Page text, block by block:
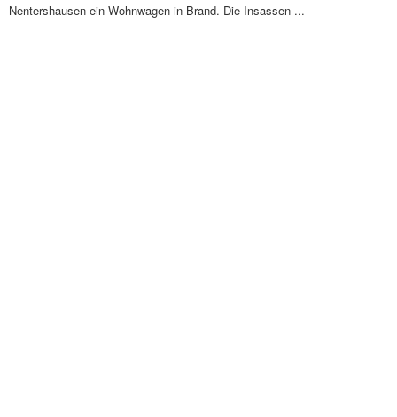
Nentershausen ein Wohnwagen in Brand. Die Insassen ...